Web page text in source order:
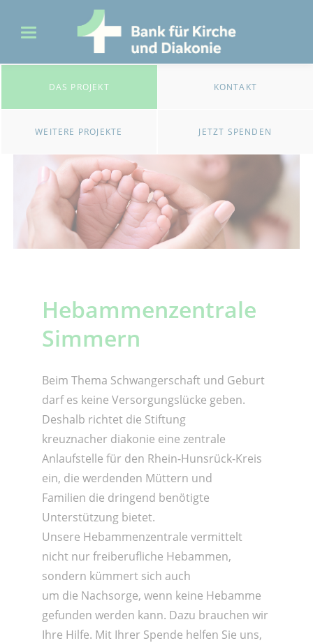
DAS PROJEKT KONTAKT
WEITERE PROJEKTE JETZT SPENDEN
Hebammenzentrale
Simmern
Beim Thema Schwangerschaft und Geburt
darf es keine Versorgungslücke geben.
Deshalb richtet die Stiftung
kreuznacher diakonie eine zentrale
Anlaufstelle für den Rhein-Hunsrück-Kreis
ein, die werdenden Müttern und
Familien die dringend benötigte
Unterstützung bietet.
Unsere Hebammenzentrale vermittelt
nicht nur freiberufliche Hebammen,
sondern kümmert sich auch
um die Nachsorge, wenn keine Hebamme
gefunden werden kann. Dazu brauchen wir
Ihre Hilfe. Mit Ihrer Spende helfen Sie uns,